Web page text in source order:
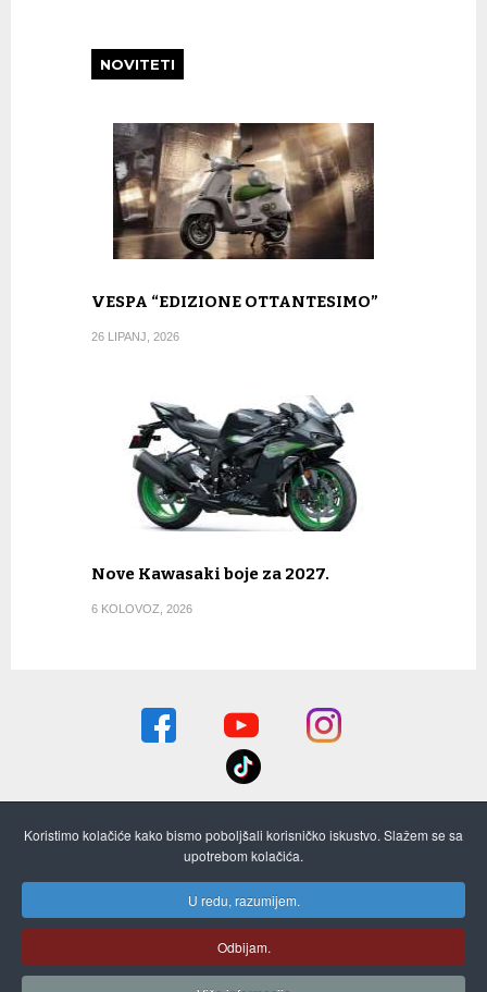
NOVITETI
VESPA “EDIZIONE OTTANTESIMO”
26 LIPANJ, 2026
Nove Kawasaki boje za 2027.
6 KOLOVOZ, 2026
Pretplata i stari brojevi
ON-LINE STARI BROJEVI
Cookies
Koristimo kolačiće kako bismo poboljšali korisničko iskustvo. Slažem se sa
upotrebom kolačića.
U redu, razumijem.
Odbijam.